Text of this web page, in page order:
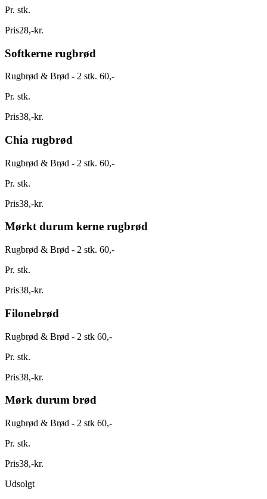
Pr. stk.
Pris28,-kr.
Softkerne rugbrød
Rugbrød & Brød - 2 stk. 60,-
Pr. stk.
Pris38,-kr.
Chia rugbrød
Rugbrød & Brød - 2 stk. 60,-
Pr. stk.
Pris38,-kr.
Mørkt durum kerne rugbrød
Rugbrød & Brød - 2 stk. 60,-
Pr. stk.
Pris38,-kr.
Filonebrød
Rugbrød & Brød - 2 stk 60,-
Pr. stk.
Pris38,-kr.
Mørk durum brød
Rugbrød & Brød - 2 stk 60,-
Pr. stk.
Pris38,-kr.
Udsolgt